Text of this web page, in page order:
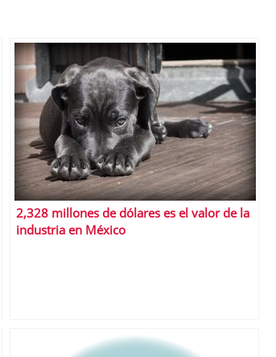
2,328 millones de dólares es el valor de la
industria en México